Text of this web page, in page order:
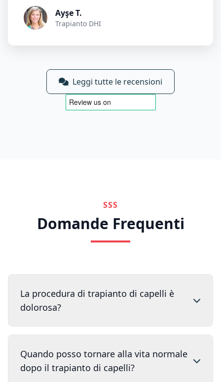
Ayşe T.
Trapianto DHI
Leggi tutte le recensioni
SSS
Domande Frequenti
La procedura di trapianto di capelli è
dolorosa?
Quando posso tornare alla vita normale
dopo il trapianto di capelli?